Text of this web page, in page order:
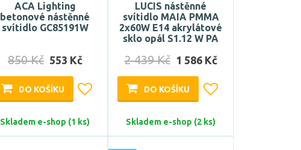
ACA Lighting
betonové nástěnné
svítidlo GC85191W
850 Kč 553 Kč
DO KOŠÍKU
Skladem e-shop (1 ks)
LUCIS nástěnné
svítidlo MAIA PMMA
2x60W E14 akrylátové
sklo opál S1.12 W PA
2 439 Kč 1 586 Kč
DO KOŠÍKU
Skladem e-shop (2 ks)